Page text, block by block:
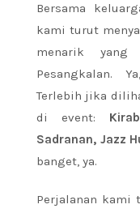
Bersama
kami turut
menarik yang
Pesangkalan.
Terlebih jika
di event:
Sadranan, Jazz
banget, ya.
Perjalanan kami